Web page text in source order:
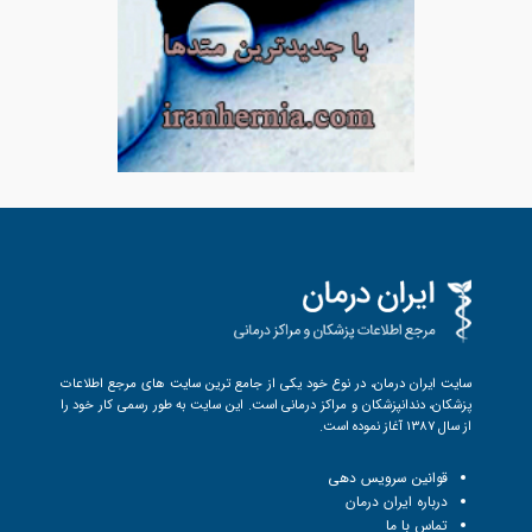
سایت ایران درمان، در نوع خود یکی از جامع ترین سایت های مرجع اطلاعات
پزشکان، دندانپزشکان و مراکز درمانی است. این سایت به طور رسمی کار خود را
از سال 1387 آغاز نموده است.
قوانین سرویس دهی
درباره ایران درمان
تماس با ما